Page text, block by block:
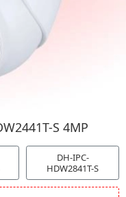
S 4MP
DH-IPC-
HDW2841T-S